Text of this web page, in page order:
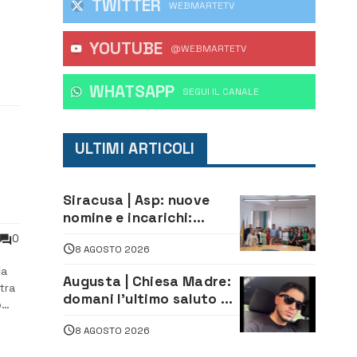
0
TWITTER WEBMARTETV
YOUTUBE @WEBMARTETV
WHATSAPP ‎SEGUI IL CANALE
ULTIMI ARTICOLI
Siracusa | Asp: nuove
nomine e incarichi:
di Sanità pubblica,
Matteliano al Servizio
Legale
8 AGOSTO 2026
Augusta | Chiesa Madre:
domani l’ultimo saluto ad
morto in un incidente
8 AGOSTO 2026